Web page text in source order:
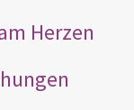
Herzen